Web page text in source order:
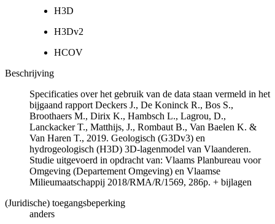
H3D
H3Dv2
HCOV
Beschrijving
Specificaties over het gebruik van de data staan vermeld in het
bijgaand rapport Deckers J., De Koninck R., Bos S.,
Broothaers M., Dirix K., Hambsch L., Lagrou, D.,
Lanckacker T., Matthijs, J., Rombaut B., Van Baelen K. &
Van Haren T., 2019. Geologisch (G3Dv3) en
hydrogeologisch (H3D) 3D-lagenmodel van Vlaanderen.
Studie uitgevoerd in opdracht van: Vlaams Planbureau voor
Omgeving (Departement Omgeving) en Vlaamse
Milieumaatschappij 2018/RMA/R/1569, 286p. + bijlagen
(Juridische) toegangsbeperking
anders